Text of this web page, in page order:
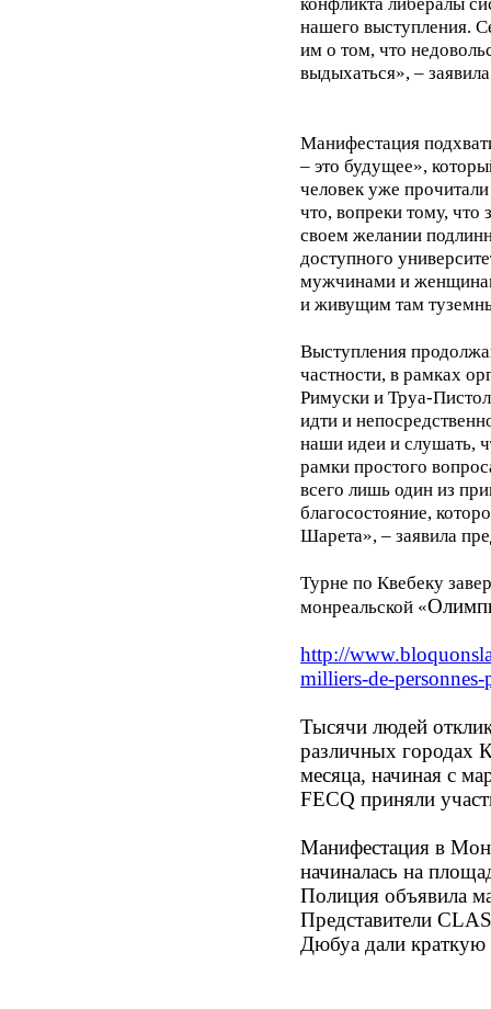
нашего выступления.
им о том, что
выдыхаться», –
Манифестация
– это будущее»,
человек уже
что, вопреки тому,
своем желании
доступного
мужчинами и
и живущим там
Выступления
частности, в рамках
Римуски и Труа-
идти и
наши идеи и слушать,
рамки простого
всего лишь один из
благосостояние,
Шарета», – заявила
Турне по Квебеку
монреальской «
http://
milliers-de-personnes-
Тысячи людей
различных городах
месяца, начиная с
FECQ приняли
Манифестация в
начиналась на
Полиция объявила
Представители
Дюбуа дали